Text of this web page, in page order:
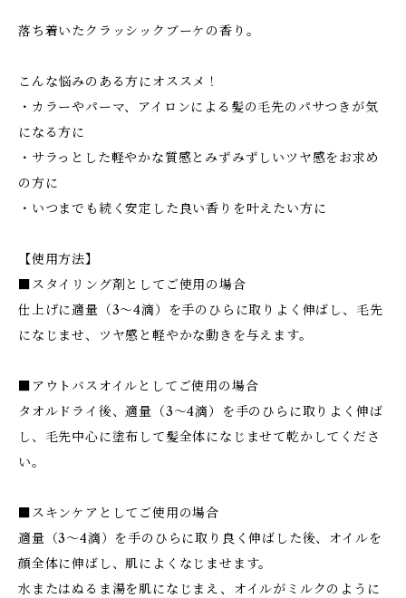
落ち着いたクラッシックブーケの香り。
こんな悩みのある方にオススメ！
・カラーやパーマ、アイロンによる髪の毛先のパサつきが気
になる方に
・サラっとした軽やかな質感とみずみずしいツヤ感をお求め
の方に
・いつまでも続く安定した良い香りを叶えたい方に
【使用方法】
■スタイリング剤としてご使用の場合
仕上げに適量（3～4滴）を手のひらに取りよく伸ばし、毛先
になじませ、ツヤ感と軽やかな動きを与えます。
■アウトバスオイルとしてご使用の場合
タオルドライ後、適量（3～4滴）を手のひらに取りよく伸ば
し、毛先中心に塗布して髪全体になじませて乾かしてくださ
い。
■スキンケアとしてご使用の場合
適量（3～4滴）を手のひらに取り良く伸ばした後、オイルを
顔全体に伸ばし、肌によくなじませます。
水またはぬるま湯を肌になじまえ、オイルがミルクのように